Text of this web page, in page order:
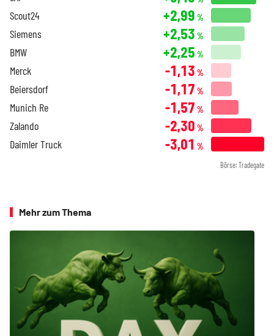
Scout24 +2,99 %
Siemens +2,53 %
BMW +2,25 %
Merck -1,13 %
Beiersdorf -1,17 %
Munich Re -1,57 %
Zalando -2,30 %
Daimler Truck -3,01 %
Börse: Tradegate
Mehr zum Thema